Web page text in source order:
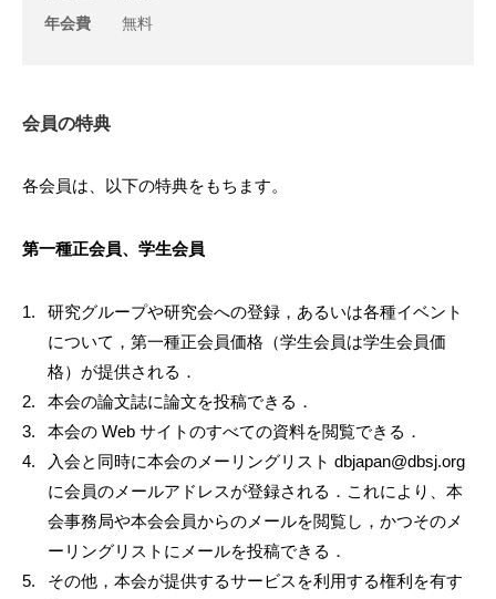
年会費
無料
会員の特典
各会員は、以下の特典をもちます。
第一種正会員、学生会員
研究グループや研究会への登録，あるいは各種イベント
について，第一種正会員価格（学生会員は学生会員価
格）が提供される．
本会の論文誌に論文を投稿できる．
本会の Web サイトのすべての資料を閲覧できる．
入会と同時に本会のメーリングリスト dbjapan@dbsj.org
に会員のメールアドレスが登録される．これにより、本
会事務局や本会会員からのメールを閲覧し，かつそのメ
ーリングリストにメールを投稿できる．
その他，本会が提供するサービスを利用する権利を有す